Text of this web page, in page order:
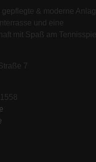
& moderne
und eine
mit Spaß am
7